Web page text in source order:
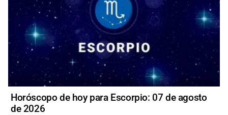
Horóscopo de hoy para Escorpio: 07 de agosto
de 2026